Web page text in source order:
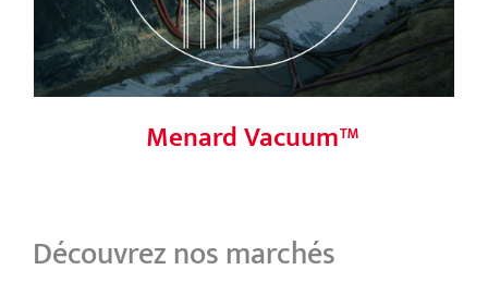
Menard Vacuum™
Découvrez nos marchés